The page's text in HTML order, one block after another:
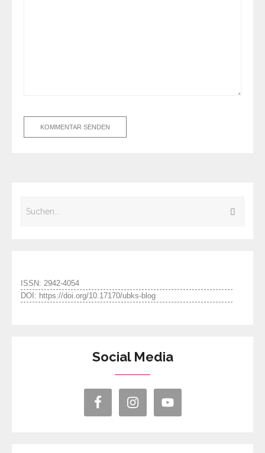
ISSN: 2942-4054
DOI: https://doi.org/10.17170/ubks-blog
Social Media